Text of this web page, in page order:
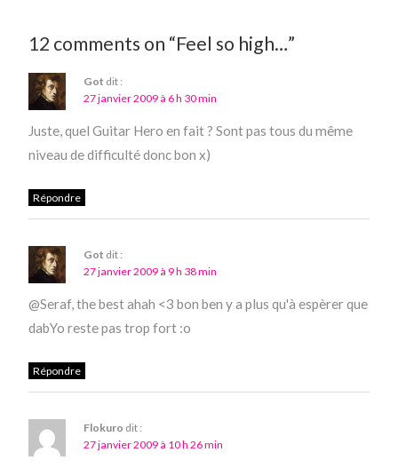
12 comments on “Feel so high…”
Got dit :
27 janvier 2009 à 6 h 30 min
Juste, quel Guitar Hero en fait ? Sont pas tous du même
niveau de difficulté donc bon x)
Répondre
Got dit :
27 janvier 2009 à 9 h 38 min
@Seraf, the best ahah <3 bon ben y a plus qu'à espèrer que
dabYo reste pas trop fort :o
Répondre
Flokuro dit :
27 janvier 2009 à 10 h 26 min